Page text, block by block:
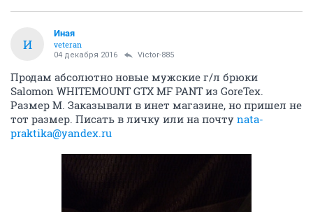
И
Иная
veteran
04 декабря 2016 Victor-885
Продам абсолютно новые мужские г/л брюки
Salomon WHITEMOUNT GTX MF PANT из GoreTex.
Размер М. Заказывали в инет магазине, но пришел не
тот размер. Писать в личку или на почту nata-
praktika@yandex.ru